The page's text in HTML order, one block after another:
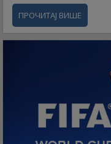
ПРОЧИТАЈ ВИШЕ